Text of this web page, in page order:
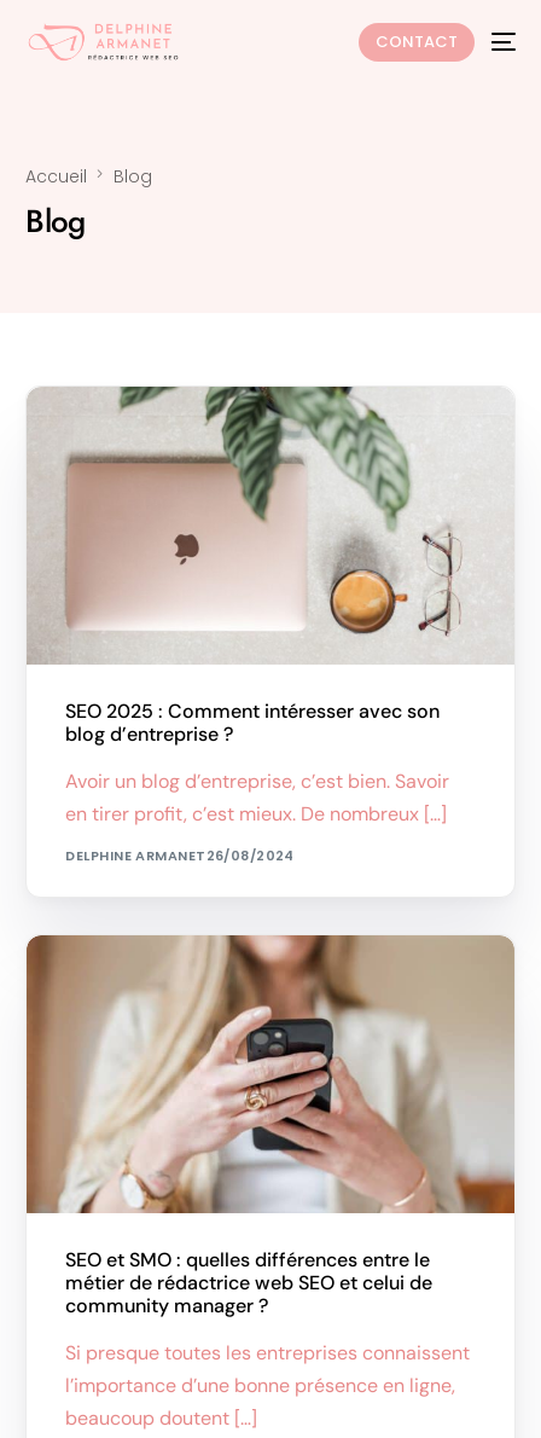
CONTACT
Accueil Blog
Blog
SEO 2025 : Comment intéresser avec son
blog d’entreprise ?
Avoir un blog d’entreprise, c’est bien. Savoir
en tirer profit, c’est mieux. De nombreux […]
DELPHINE ARMANET26/08/2024
SEO et SMO : quelles différences entre le
métier de rédactrice web SEO et celui de
community manager ?
Si presque toutes les entreprises connaissent
l’importance d’une bonne présence en ligne,
beaucoup doutent […]